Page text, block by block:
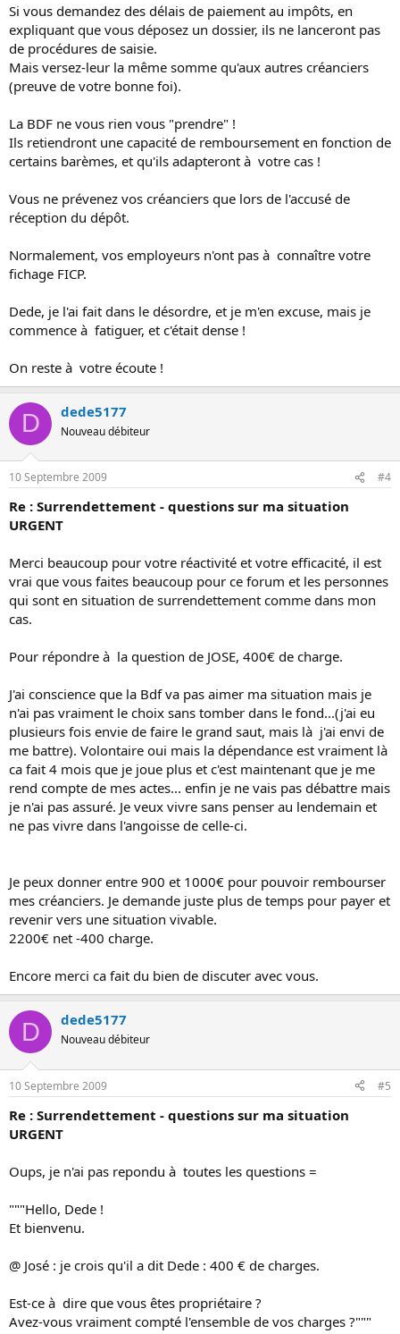
Si vous demandez des délais de paiement au impôts, en
expliquant que vous déposez un dossier, ils ne lanceront pas
de procédures de saisie.
Mais versez-leur la même somme qu'aux autres créanciers
(preuve de votre bonne foi).
La BDF ne vous rien vous "prendre" !
Ils retiendront une capacité de remboursement en fonction de
certains barèmes, et qu'ils adapteront à votre cas !
Vous ne prévenez vos créanciers que lors de l'accusé de
réception du dépôt.
Normalement, vos employeurs n'ont pas à connaître votre
fichage FICP.
Dede, je l'ai fait dans le désordre, et je m'en excuse, mais je
commence à fatiguer, et c'était dense !
On reste à votre écoute !
D dede5177
Nouveau débiteur
10 Septembre 2009 #4
Re : Surrendettement - questions sur ma situation
URGENT
Merci beaucoup pour votre réactivité et votre efficacité, il est
vrai que vous faites beaucoup pour ce forum et les personnes
qui sont en situation de surrendettement comme dans mon
cas.
Pour répondre à la question de JOSE, 400€ de charge.
J'ai conscience que la Bdf va pas aimer ma situation mais je
n'ai pas vraiment le choix sans tomber dans le fond...(j'ai eu
plusieurs fois envie de faire le grand saut, mais là j'ai envi de
me battre). Volontaire oui mais la dépendance est vraiment là
ca fait 4 mois que je joue plus et c'est maintenant que je me
rend compte de mes actes... enfin je ne vais pas débattre mais
je n'ai pas assuré. Je veux vivre sans penser au lendemain et
ne pas vivre dans l'angoisse de celle-ci.
Je peux donner entre 900 et 1000€ pour pouvoir rembourser
mes créanciers. Je demande juste plus de temps pour payer et
revenir vers une situation vivable.
2200€ net -400 charge.
Encore merci ca fait du bien de discuter avec vous.
D dede5177
Nouveau débiteur
10 Septembre 2009 #5
Re : Surrendettement - questions sur ma situation
URGENT
Oups, je n'ai pas repondu à toutes les questions =
"""Hello, Dede !
Et bienvenu.
@ José : je crois qu'il a dit Dede : 400 € de charges.
Est-ce à dire que vous êtes propriétaire ?
Avez-vous vraiment compté l'ensemble de vos charges ?"""